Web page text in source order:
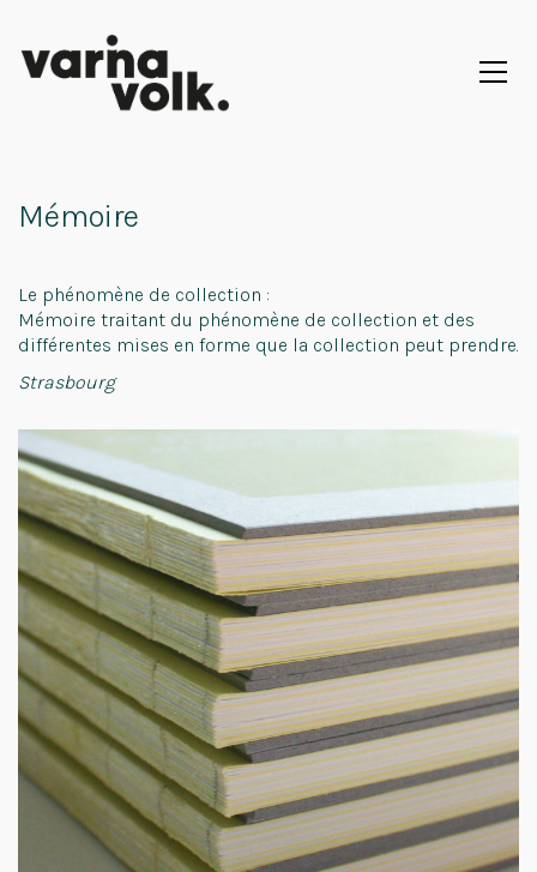
Mémoire
Le phénomène de collection :
Mémoire traitant du phénomène de collection et des
différentes mises en forme que la collection peut prendre.
Strasbourg